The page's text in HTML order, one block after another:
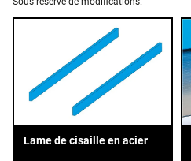
Lame de cisaille en acier